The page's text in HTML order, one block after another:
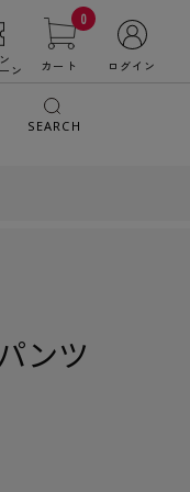
ン
0
カート ログイン
SEARCH
ンツ